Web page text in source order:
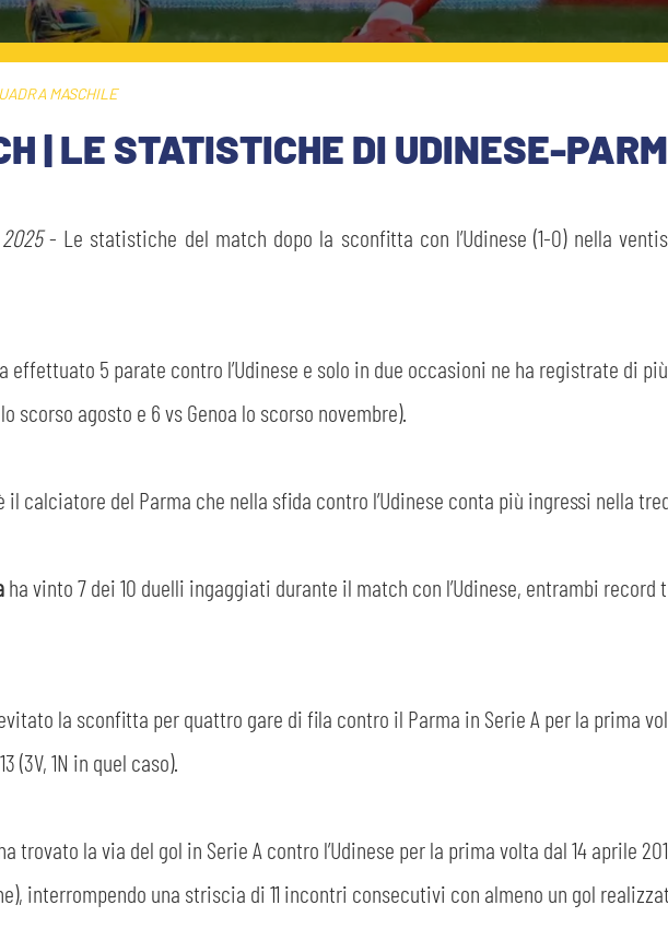
MASCHILE
| LE STATISTICHE DI UDINESE-
- Le statistiche del match dopo la sconfitta con l’Udinese (1-0) nella
effettuato 5 parate contro l’Udinese e solo in due occasioni ne ha registrate di
scorso agosto e 6 vs Genoa lo scorso novembre).
il calciatore del Parma che nella sfida contro l’Udinese conta più ingressi nella
ha vinto 7 dei 10 duelli ingaggiati durante il match con l’Udinese, entrambi
evitato la sconfitta per quattro gare di fila contro il Parma in Serie A per la prima
(3V, 1N in quel caso).
trovato la via del gol in Serie A contro l’Udinese per la prima volta dal 14 aprile
interrompendo una striscia di 11 incontri consecutivi con almeno un gol